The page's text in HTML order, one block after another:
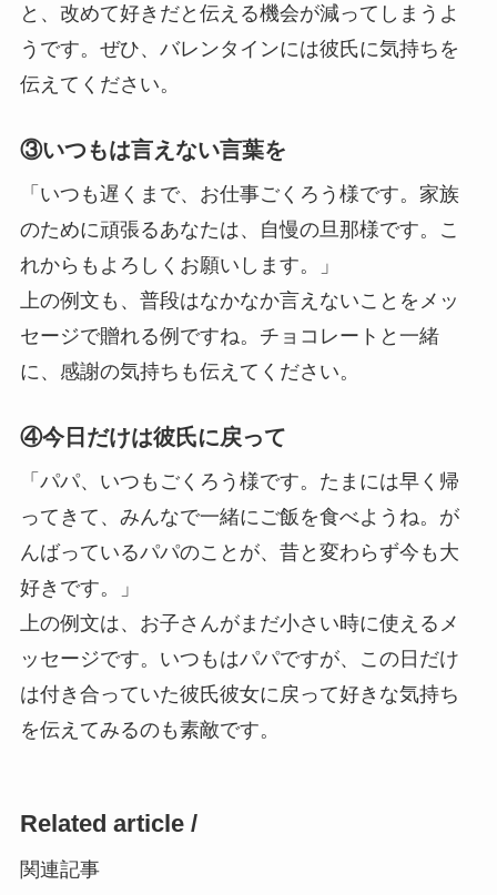
と、改めて好きだと伝える機会が減ってしまうよ
うです。ぜひ、バレンタインには彼氏に気持ちを
伝えてください。
③いつもは言えない言葉を
「いつも遅くまで、お仕事ごくろう様です。家族
のために頑張るあなたは、自慢の旦那様です。こ
れからもよろしくお願いします。」
上の例文も、普段はなかなか言えないことをメッ
セージで贈れる例ですね。チョコレートと一緒
に、感謝の気持ちも伝えてください。
④今日だけは彼氏に戻って
「パパ、いつもごくろう様です。たまには早く帰
ってきて、みんなで一緒にご飯を食べようね。が
んばっているパパのことが、昔と変わらず今も大
好きです。」
上の例文は、お子さんがまだ小さい時に使えるメ
ッセージです。いつもはパパですが、この日だけ
は付き合っていた彼氏彼女に戻って好きな気持ち
を伝えてみるのも素敵です。
Related article /
関連記事